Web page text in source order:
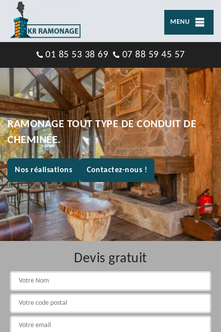
MENU
01 85 53 38 69 07 88 59 45 57
RAMONAGE TOUT TYPE DE CONDUIT DE
CHEMINÉE.
Nos réalisations Contactez-nous !
Devis gratuit